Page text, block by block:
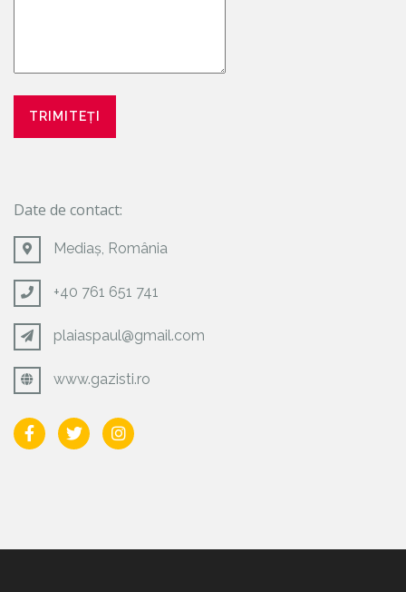
Date de contact:
Mediaș, România
+40 761 651 741
plaiaspaul@gmail.com
www.gazisti.ro